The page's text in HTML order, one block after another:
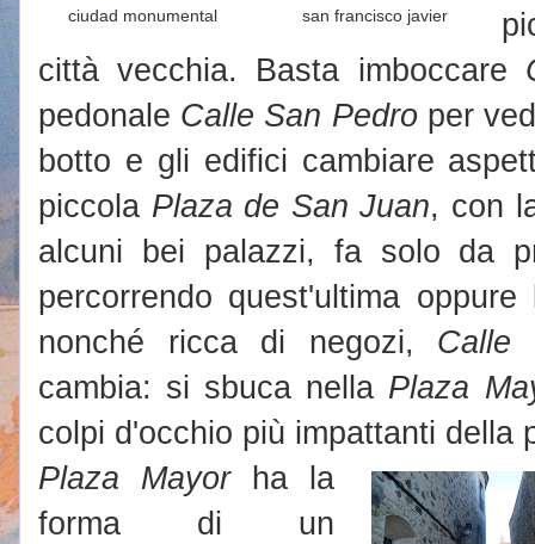
ciudad monumental san francisco javier
città vecchia. Basta imboccare
pedonale Calle San Pedroper
botto e gli edifici cambiare
piccola Plaza de San Juan, con
alcuni bei palazzi, fa solo da
percorrendo quest'ultima
nonché ricca di negozi, Calle
cambia: si sbuca nella Plaza
colpi d'occhio più impattanti della
Plaza Mayorha la
forma di un